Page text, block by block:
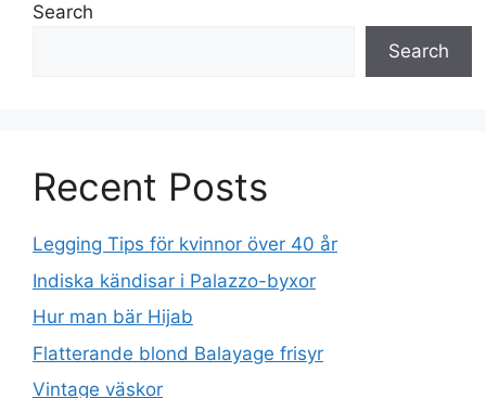
Search
Search
Recent Posts
Legging Tips för kvinnor över 40 år
Indiska kändisar i Palazzo-byxor
Hur man bär Hijab
Flatterande blond Balayage frisyr
Vintage väskor